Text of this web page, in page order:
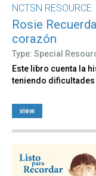
NCTSN RESOURCE
Rosie
corazón
Type: Special
Este libro cuenta la
teniendo dificultades
view